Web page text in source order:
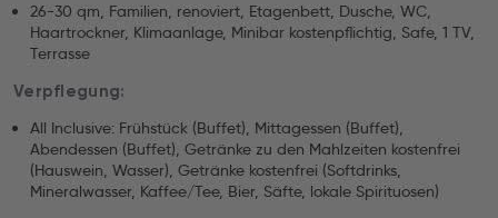
26-30 qm, Familien, renoviert, Etagenbett, Dusche, WC,
Haartrockner, Klimaanlage, Minibar kostenpflichtig, Safe, 1 TV,
Terrasse
Verpflegung:
All Inclusive: Frühstück (Buffet), Mittagessen (Buffet),
Abendessen (Buffet), Getränke zu den Mahlzeiten kostenfrei
(Hauswein, Wasser), Getränke kostenfrei (Softdrinks,
Mineralwasser, Kaffee/Tee, Bier, Säfte, lokale Spirituosen)